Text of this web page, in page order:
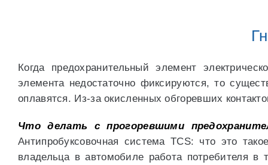
Когда предохранительный элемент
элемента недостаточно фиксируются, то
оплавятся. Из-за окисленных обгоревших
Что делать с прогоревшими
Антипробуксовочная система TCS: что это
владельца в автомобиле работа потребителя